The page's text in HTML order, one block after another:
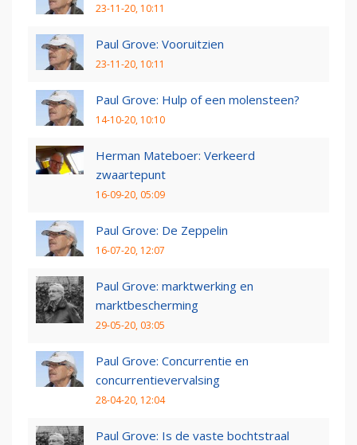
23-11-20, 10:11
Paul Grove: Vooruitzien
23-11-20, 10:11
Paul Grove: Hulp of een molensteen?
14-10-20, 10:10
Herman Mateboer: Verkeerd
zwaartepunt
16-09-20, 05:09
Paul Grove: De Zeppelin
16-07-20, 12:07
Paul Grove: marktwerking en
marktbescherming
29-05-20, 03:05
Paul Grove: Concurrentie en
concurrentievervalsing
28-04-20, 12:04
Paul Grove: Is de vaste bochtstraal